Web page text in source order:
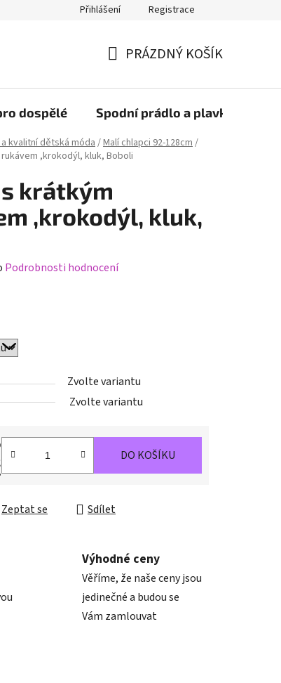
Přihlášení Registrace
KOŠÍK
PRÁZDNÝ KOŠÍK
dospělé Spodní prádlo a plavky
kvalitní dětská móda/Malí chlapci 92-128cm/
,krokodýl, kluk, Boboli
krátkým
,krokodýl, kluk,
Podrobnosti hodnocení
Zvolte variantu
Zvolte variantu
DO KOŠÍKU
Zeptat se Sdílet
Výhodné ceny
Věříme, že naše ceny jsou
jedinečné a budou se
Vám zamlouvat